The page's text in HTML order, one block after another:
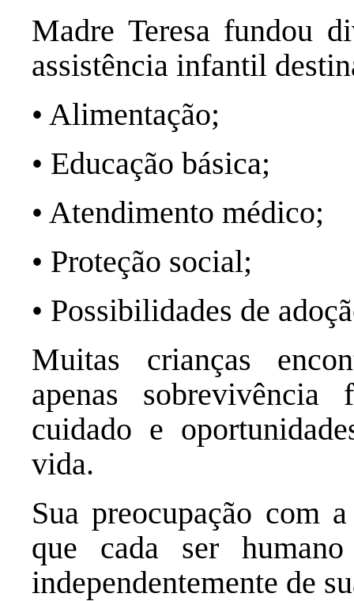
Madre Teresa fundou
assistência infantil
• Alimentação;
• Educação básica;
• Atendimento médico;
• Proteção social;
• Possibilidades de
Muitas crianças
apenas
cuidado e
vida.
Sua preocupação com
que cada ser
independentemente de